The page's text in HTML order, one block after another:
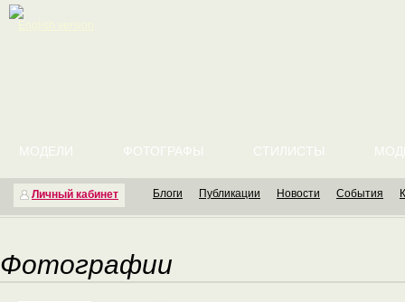
Личный кабинет
МОДЕЛИ ФОТОГРАФЫ СТИЛИСТЫ
Блоги Публикации Новости События
Фотографии